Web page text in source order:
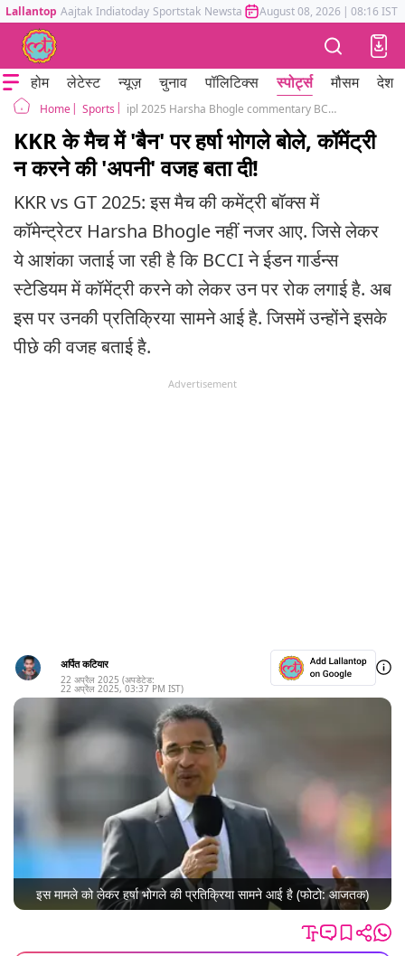
Lallantop Aajtak Indiatoday Sportstak Newstak Mumbai Tak Astrotak
August 08, 2026 | 08:16 IST
होम लेटेस्ट न्यूज़ चुनाव पॉलिटिक्स स्पोर्ट्स मौसम देश
Home Sports ipl 2025 Harsha Bhogle commentary BCCI banned in KKR vs GT match in eden gardens kolkata
KKR के मैच में 'बैन' पर हर्षा भोगले बोले, कॉमेंट्री
न करने की 'अपनी' वजह बता दी!
KKR vs GT 2025: इस मैच की कमेंट्री बॉक्स में
कॉमेन्ट्रेटर Harsha Bhogle नहीं नजर आए. जिसे लेकर
ये आशंका जताई जा रही है कि BCCI ने ईडन गार्डन्स
स्टेडियम में कॉमेंट्री करने को लेकर उन पर रोक लगाई है. अब
इस पर उनकी प्रतिक्रिया सामने आई है. जिसमें उन्होंने इसके
पीछे की वजह बताई है.
Advertisement
अर्पित कटियार
22 अप्रैल 2025 (अपडेटेड:
22 अप्रैल 2025, 03:37 PM IST)
इस मामले को लेकर हर्षा भोगले की प्रतिक्रिया सामने आई है (फोटो: आजतक)